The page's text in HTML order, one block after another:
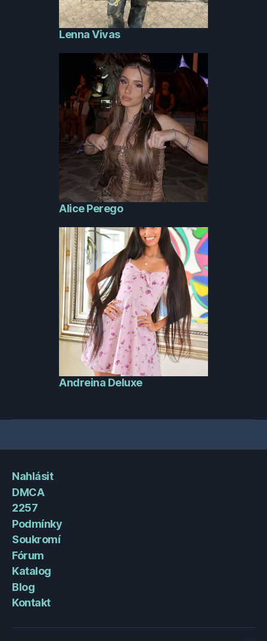
Lenna Vivas
Alice Perego
Andreina Deluxe
Nahlásit
DMCA
2257
Podmínky
Soukromí
Fórum
Katalog
Blog
Kontakt